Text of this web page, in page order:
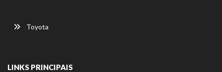
Toyota
LINKS PRINCIPAIS